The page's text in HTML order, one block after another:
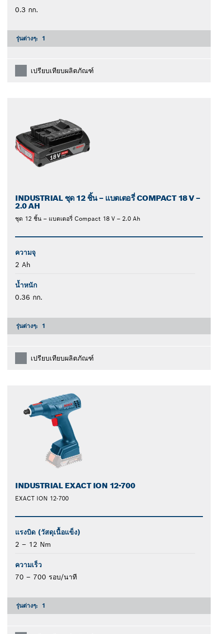
0.3 กก.
รุ่นต่างๆ: 1
เปรียบเทียบผลิตภัณฑ์
INDUSTRIAL ชุด 12 ชิ้น – แบตเตอรี่ COMPACT 18 V –
2.0 AH
ชุด 12 ชิ้น – แบตเตอรี่ Compact 18 V – 2.0 Ah
ความจุ
2 Ah
น้ำหนัก
0.36 กก.
รุ่นต่างๆ: 1
เปรียบเทียบผลิตภัณฑ์
INDUSTRIAL EXACT ION 12-700
EXACT ION 12-700
แรงบิด (วัสดุเนื้อแข็ง)
2 – 12 Nm
ความเร็ว
70 – 700 รอบ/นาที
รุ่นต่างๆ: 1